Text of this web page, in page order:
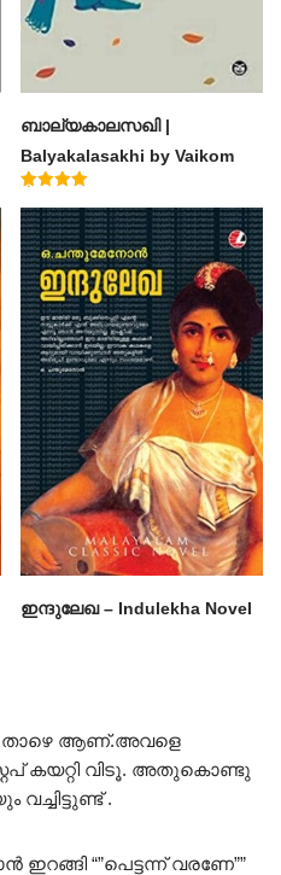
ബാല്യകാലസഖി |
Balyakalasakhi by Vaikom
Muhammad Basheer
4.60
out of 5
ഇന്ദുലേഖ – Indulekha Novel
താഴെ ആണ്.അവളെ
കയറ്റി വിടൂ. അതുകൊണ്ടു
വച്ചിട്ടുണ്ട് .
“”പെട്ടന്ന് വരണേ””